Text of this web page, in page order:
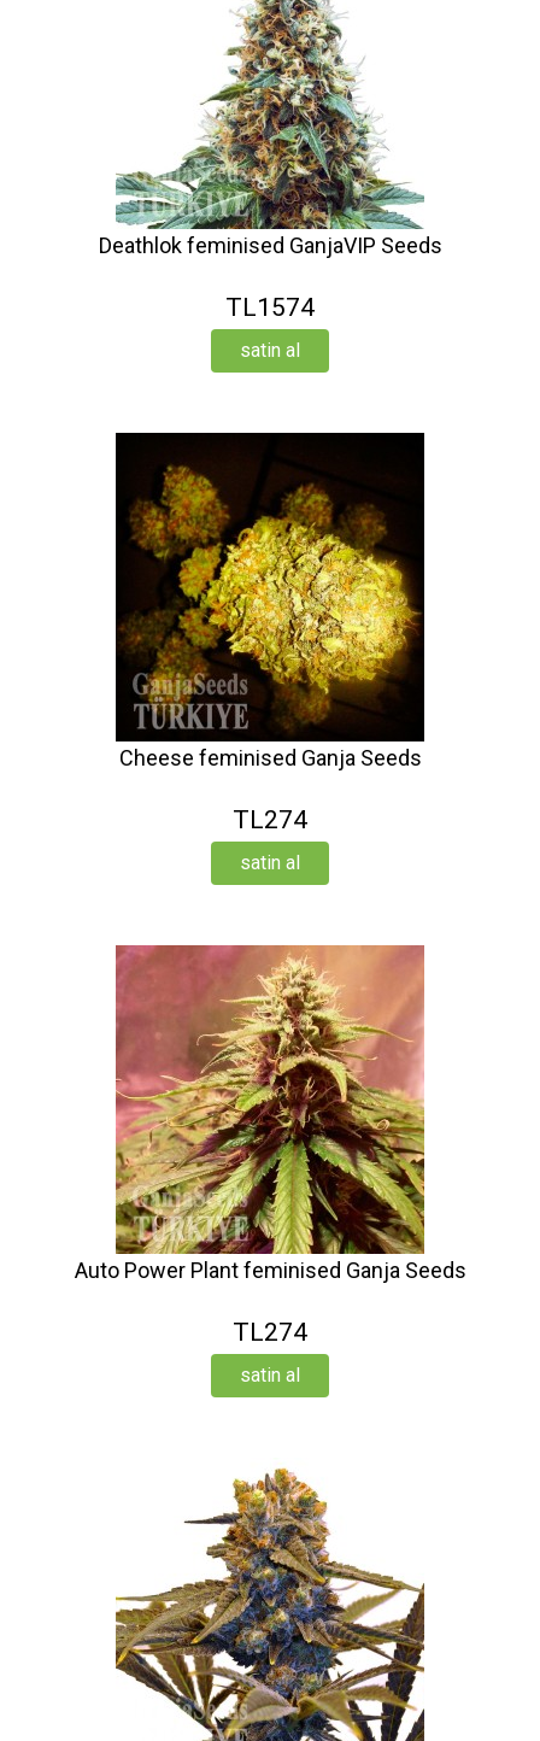
Deathlok feminised GanjaVIP Seeds
TL1574
satin al
Cheese feminised Ganja Seeds
TL274
satin al
Auto Power Plant feminised Ganja Seeds
TL274
satin al